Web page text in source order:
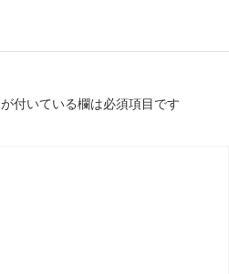
が付いている欄は必須項目です